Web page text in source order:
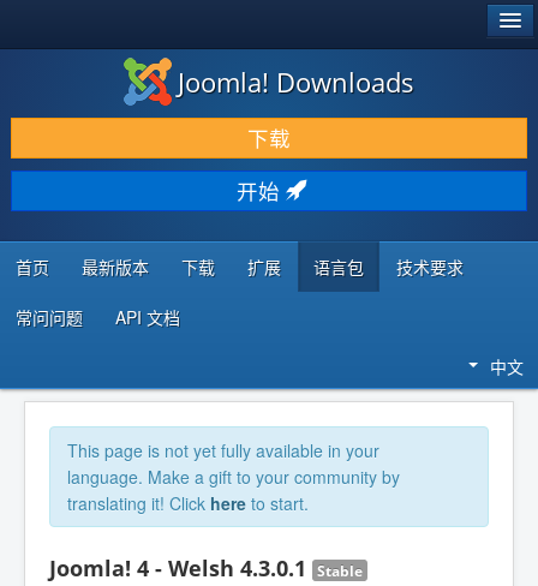
下载 & 扩展
发现 & 学习
社区 & 支持
开发者资源
Joomla! Downloads
下载
开始
首页 最新版本 下载 扩展 语言包 技术要求
常问问题 API 文档
中文
This page is not yet fully available in your
language. Make a gift to your community by
translating it! Click here to start.
Joomla! 4 - Welsh 4.3.0.1 Stable